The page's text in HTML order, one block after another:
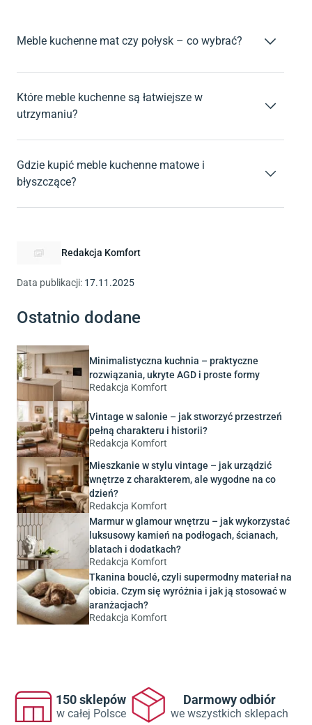
Meble kuchenne mat czy połysk – co wybrać?
komponują się ze stylem klasycznym, skandynawskim czy
zarysowań, ale mogą być bardziej podatne na tłuste plamy. Z
kolei błyszczące fronty odbijają światło, optycznie
Które meble kuchenne są łatwiejsze w
utrzymaniu?
pielęgnacja jest prosta – wystarczy miękka ściereczka i woda
zabrudzenia, ale trudniej usuwa się z nich tłuste plamy,
dlatego dobrze sprawdza się roztwór wody z płynem do
Gdzie kupić meble kuchenne matowe i
błyszczące?
wariantach – od matowych frontów z naturalnym
i rozmiarów, tworząc kuchnię dopasowaną do swoich potrzeb
Redakcja Komfort
Data publikacji: 17.11.2025
Ostatnio dodane
Minimalistyczna kuchnia – praktyczne
rozwiązania, ukryte AGD i proste formy
Redakcja Komfort
Vintage w salonie – jak stworzyć przestrzeń
pełną charakteru i historii?
Redakcja Komfort
Mieszkanie w stylu vintage – jak urządzić
wnętrze z charakterem, ale wygodne na co
dzień?
Redakcja Komfort
Marmur w glamour wnętrzu – jak wykorzystać
luksusowy kamień na podłogach, ścianach,
blatach i dodatkach?
Redakcja Komfort
Tkanina bouclé, czyli supermodny materiał na
obicia. Czym się wyróżnia i jak ją stosować w
aranżacjach?
Redakcja Komfort
150 sklepów
w całej Polsce
Darmowy odbiór
we wszystkich sklepach